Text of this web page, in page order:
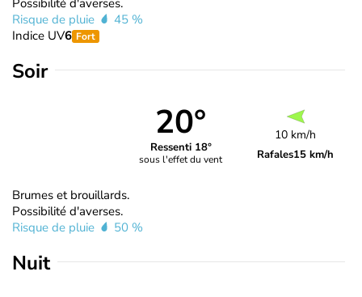
Risque de pluie
45 %
Indice UV6 Fort
Soir
20°
Ressenti 18°
sous l'effet du vent
10 km/h
Rafales15 km/h
Brumes et brouillards.
Possibilité d'averses.
Risque de pluie
50 %
Nuit